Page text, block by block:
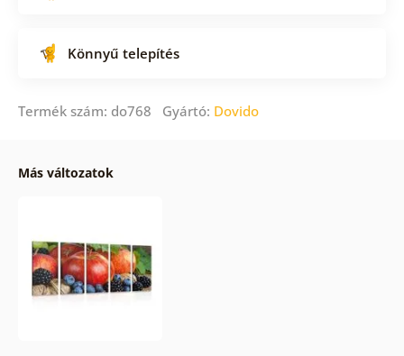
Könnyű telepítés
Termék szám: do768 Gyártó: Dovido
Más változatok